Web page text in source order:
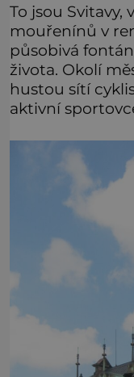
To jsou Svitavy,
mouřenínů v
působivá
života. Okolí
hustou sítí
aktivní